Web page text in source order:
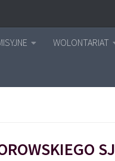
WOLONTARIAT
SJ